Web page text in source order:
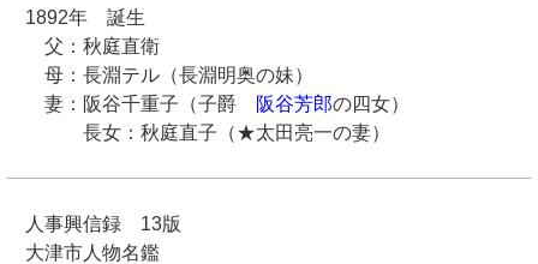
1892年 誕生
父：秋庭直衛
母：長淵テル（長淵明奥の妹）
妻：阪谷千重子（子爵
阪谷芳郎の四女）
長女：秋庭直子（★太田亮一の妻）
人事興信録 13版
大津市人物名鑑